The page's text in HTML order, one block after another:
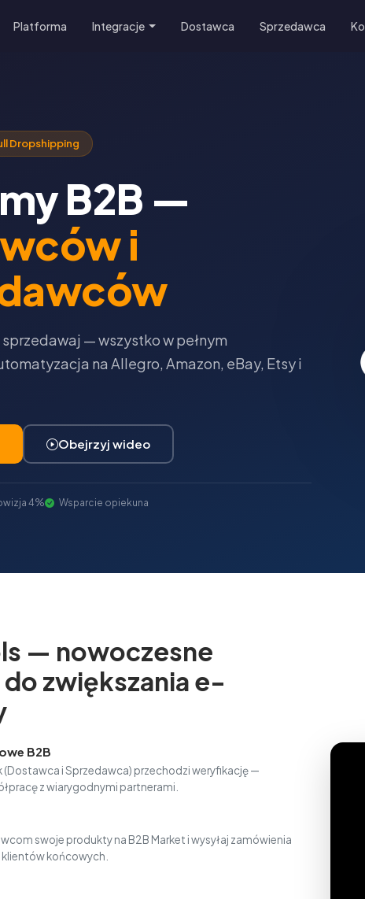
Platforma Integracje Dostawca Sprzedawca
Dropshipping
B2B —
i
— wszystko w pełnym
na Allegro, Amazon, eBay, Etsy i
Obejrzyj wideo
4% Wsparcie opiekuna
— nowoczesne
zwiększania e-
B2B
(Dostawca i Sprzedawca) przechodzi weryfikację —
z wiarygodnymi partnerami.
swoje produkty na B2B Market i wysyłaj zamówienia
końcowych.